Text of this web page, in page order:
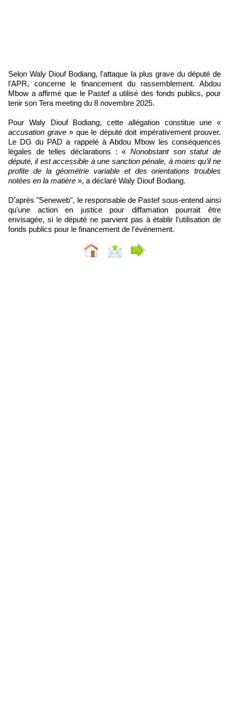
Selon Waly Diouf Bodiang, l'attaque la plus grave du député de
l'APR, concerne le financement du rassemblement. Abdou
Mbow a affirmé que le Pastef a utilisé des fonds publics, pour
tenir son Tera meeting du 8 novembre 2025.
Pour Waly Diouf Bodiang, cette allégation constitue une «
accusation grave» que le député doit impérativement prouver.
Le DG du PAD a rappelé à Abdou Mbow les conséquences
légales de telles déclarations : « Nonobstant son statut de
député, il est accessible à une sanction pénale, à moins qu’il ne
profite de la géométrie variable et des orientations troubles
notées en la matière », a déclaré Waly Diouf Bodiang.
D’après "Seneweb", le responsable de Pastef sous-entend ainsi
qu'une action en justice pour diffamation pourrait être
envisagée, si le député ne parvient pas à établir l'utilisation de
fonds publics pour le financement de l'événement.